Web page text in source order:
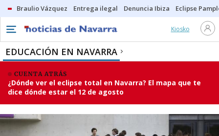
Braulio Vázquez Entrega ilegal Denuncia Ibiza Eclipse
Kiosko
EDUCACIÓN EN NAVARRA
CUENTA ATRÁS
¿Dónde ver el eclipse total en Navarra? El mapa que te
dice dónde estar el 12 de agosto